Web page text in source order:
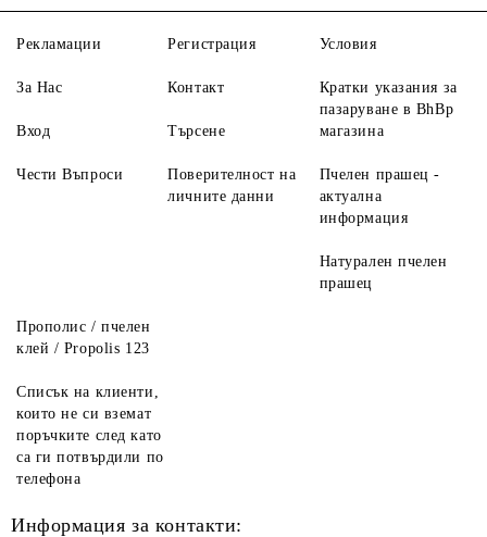
Рекламации
За Нас
Вход
Чести Въпроси
Регистрация
Контакт
Търсене
Поверителност на
личните данни
Условия
Кратки указания за
пазаруване в BhBp
магазина
Пчелен прашец -
актуална
информация
Натурален пчелен
прашец
Прополис / пчелен
клей / Propolis 123
Списък на клиенти,
които не си вземат
поръчките след като
са ги потвърдили по
телефона
Информация за контакти: